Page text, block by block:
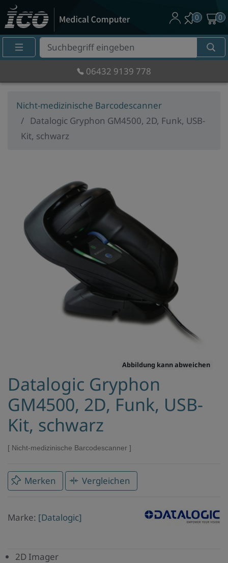
Suche
Eingabefeld
0 0
06432 9139 778
Nicht-medizinische Barcodescanner
Datalogic Gryphon GM4500, 2D, Funk, USB-
Kit, schwarz
Abbildung kann abweichen
Datalogic Gryphon
GM4500, 2D, Funk, USB-
Kit, schwarz
Nicht-medizinische Barcodescanner
Merken Vergleichen
Marke: [Datalogic]
Datalogic
2D Imager